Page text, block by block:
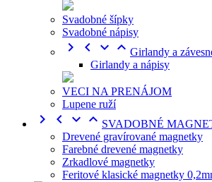
Svadobné šípky
Svadobné nápisy
    Girlandy a
Girlandy a nápisy
VECI NA PRENÁJOM
Lupene ruží
    SVADOBNÉ
Drevené gravírované magnetky
Farebné drevené magnetky
Zrkadlové magnetky
Feritové klasické magnetky